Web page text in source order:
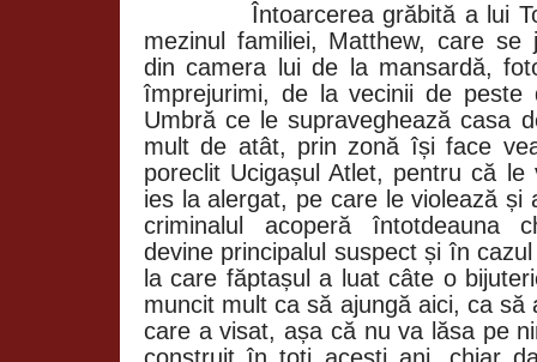
Întoarcerea grăbită a lui
mezinul familiei, Matthew, care se
din camera lui de la mansardă,
împrejurimi, de la vecinii de
Umbră ce le supraveghează casa
mult de atât, prin zonă își face
poreclit Ucigașul Atlet, pentru că
ies la alergat, pe care le violează și
criminalul acoperă întotdeauna
devine principalul suspect și în
la care făptașul a luat câte o
muncit mult ca să ajungă aici, ca să
care a visat, așa că nu va lăsa pe